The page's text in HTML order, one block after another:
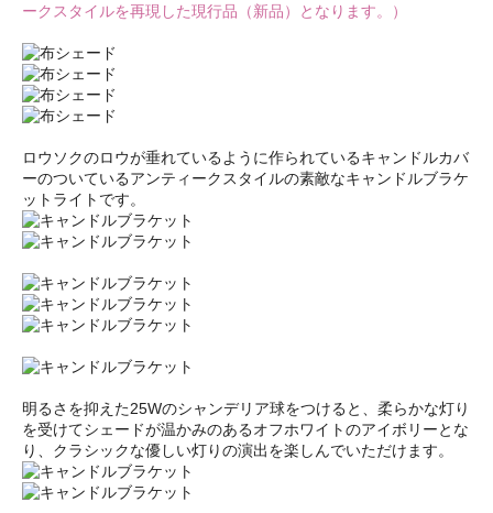
ークスタイルを再現した現行品（新品）となります。）
ロウソクのロウが垂れているように作られているキャンドルカバ
ーのついているアンティークスタイルの素敵なキャンドルブラケ
ットライトです。
明るさを抑えた25Wのシャンデリア球をつけると、柔らかな灯り
を受けてシェードが温かみのあるオフホワイトのアイボリーとな
り、クラシックな優しい灯りの演出を楽しんでいただけます。